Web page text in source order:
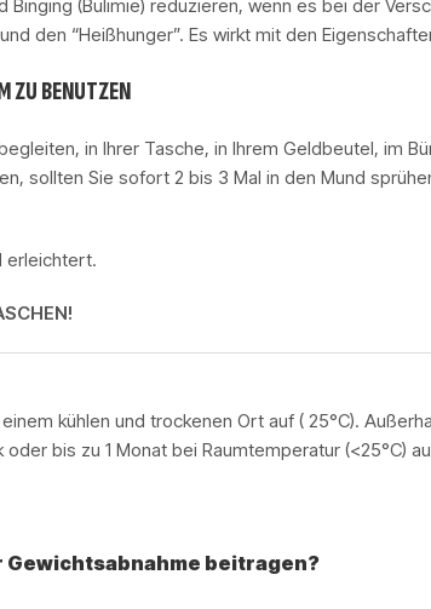
Binging (Bulimie) reduzieren, wenn es bei der
den “Heißhunger”. Es wirkt mit den
ZU BENUTZEN
begleiten, in Ihrer Tasche, in Ihrem Geldbeutel,
sollten Sie sofort 2 bis 3 Mal in den Mund
erleichtert.
kühlen und trockenen Ort auf ( 25°C).
oder bis zu 1 Monat bei Raumtemperatur (<25°C)
Gewichtsabnahme beitragen?